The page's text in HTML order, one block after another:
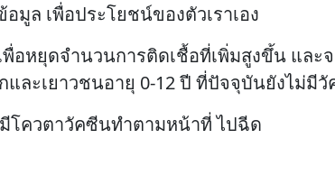
ล เพื่อประโยชน์ของตัวเราเอง
อหยุดจำนวนการติดเชื้อที่เพิ่มสูงขึ้น แล
และเยาวชนอายุ 0-12 ปี ที่ปัจจุบันยังไม่มี
โควตาวัคซีนทำตามหน้าที่ ไปฉีด